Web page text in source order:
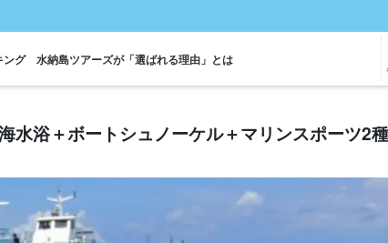
ング 水納島ツアーズが「選ばれる理由」とは
水浴＋ボートシュノーケル＋マリンスポーツ2